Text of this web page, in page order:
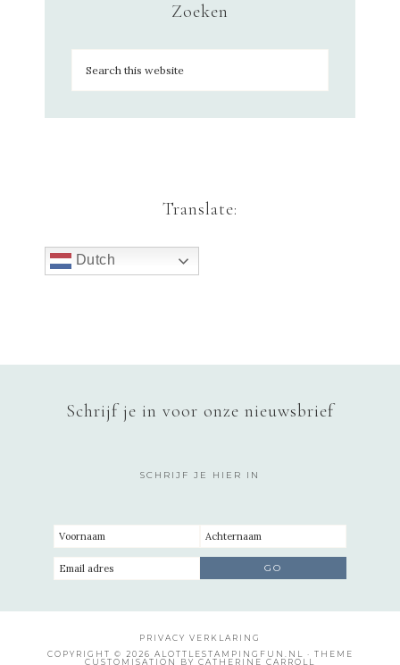
Zoeken
Translate:
Dutch
Schrijf je in voor onze nieuwsbrief
SCHRIJF JE HIER IN
PRIVACY VERKLARING
COPYRIGHT © 2026 ALOTTLESTAMPINGFUN.NL · THEME
CUSTOMISATION BY CATHERINE CARROLL